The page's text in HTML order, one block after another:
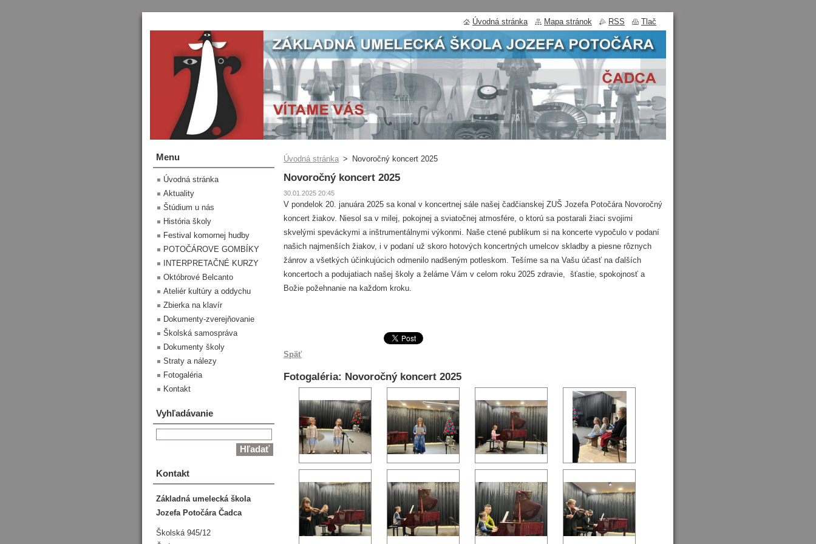
Úvodná stránka > Novoročný koncert 2025
Novoročný koncert 2025
30.01.2025 20:45
V pondelok 20. januára 2025 sa konal v koncertnej sále našej čadčianskej ZUŠ Jozefa Potočára Novoročný
koncert žiakov. Niesol sa v milej, pokojnej a sviatočnej atmosfére, o ktorú sa postarali žiaci svojimi
skvelými speváckymi a inštrumentálnymi výkonmi. Naše ctené publikum si na koncerte vypočulo v podaní
našich najmenších žiakov, i v podaní už skoro hotových koncertných umelcov skladby a piesne rôznych
žánrov a všetkých účinkujúcich odmenilo nadšeným potleskom. Tešíme sa na Vašu účasť na ďalších
koncertoch a podujatiach našej školy a želáme Vám v celom roku 2025 zdravie, šťastie, spokojnosť a
Božie požehnanie na každom kroku.
Späť
Fotogaléria: Novoročný koncert 2025
Menu
Úvodná stránka
Aktuality
Štúdium u nás
História školy
Festival komornej hudby
POTOČÁROVE GOMBÍKY
INTERPRETAČNÉ KURZY
Októbrové Belcanto
Ateliér kultúry a oddychu
Zbierka na klavír
Dokumenty-zverejňovanie
Školská samospráva
Dokumenty školy
Straty a nálezy
Fotogaléria
Kontakt
Vyhľadávanie
Kontakt
Základná umelecká škola
Jozefa Potočára Čadca
Školská 945/12
Úvodná stránka Mapa stránok RSS Tlač